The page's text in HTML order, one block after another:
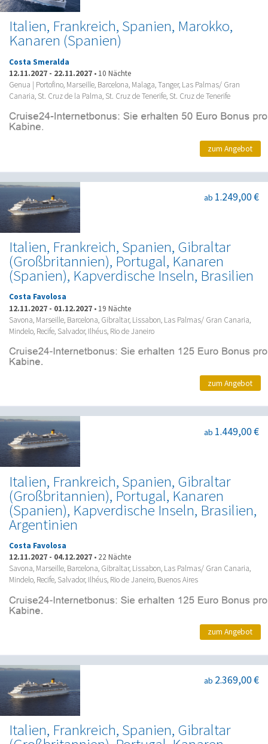
Italien, Frankreich, Spanien, Marokko,
Kanaren (Spanien)
Costa Smeralda
12.11.2027 - 22.11.2027 • 10 Nächte
Genua | Portofino, Marseille, Barcelona, Malaga, Tanger, Las Palmas/ Gran
Canaria, St. Cruz de la Palma, St. Cruz de Tenerife, St. Cruz de Tenerife
zum Angebot
Italien, Frankreich, Spanien, Gibraltar
(Großbritannien), Portugal, Kanaren
(Spanien), Kapverdische Inseln, Brasilien
ab 1.249,00 €
Costa Favolosa
12.11.2027 - 01.12.2027 • 19 Nächte
Savona, Marseille, Barcelona, Gibraltar, Lissabon, Las Palmas/ Gran Canaria,
Mindelo, Recife, Salvador, Ilhéus, Rio de Janeiro
zum Angebot
Italien, Frankreich, Spanien, Gibraltar
(Großbritannien), Portugal, Kanaren
(Spanien), Kapverdische Inseln, Brasilien,
Argentinien
ab 1.449,00 €
Costa Favolosa
12.11.2027 - 04.12.2027 • 22 Nächte
Savona, Marseille, Barcelona, Gibraltar, Lissabon, Las Palmas/ Gran Canaria,
Mindelo, Recife, Salvador, Ilhéus, Rio de Janeiro, Buenos Aires
zum Angebot
Italien, Frankreich, Spanien, Gibraltar
ab 2.369,00 €